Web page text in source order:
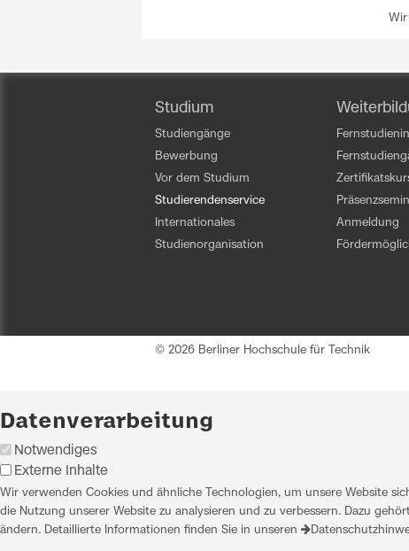
Studium
Studiengänge
Bewerbung
Vor dem Studium
Studierendenservice
Internationales
Studienorganisation
Anmeldung
© 2026 Berliner Hochschule für Technik
Datenverarbeitung
Notwendiges
Externe Inhalte
Wir verwenden Cookies und ähnliche Technologien, um unsere Website
die Nutzung unserer Website zu analysieren und zu verbessern. Dazu
ändern. Detaillierte Informationen finden Sie in unseren